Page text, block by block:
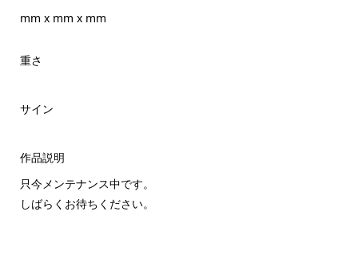
mm x mm x mm
重さ
サイン
作品説明
只今メンテナンス中です。
しばらくお待ちください。